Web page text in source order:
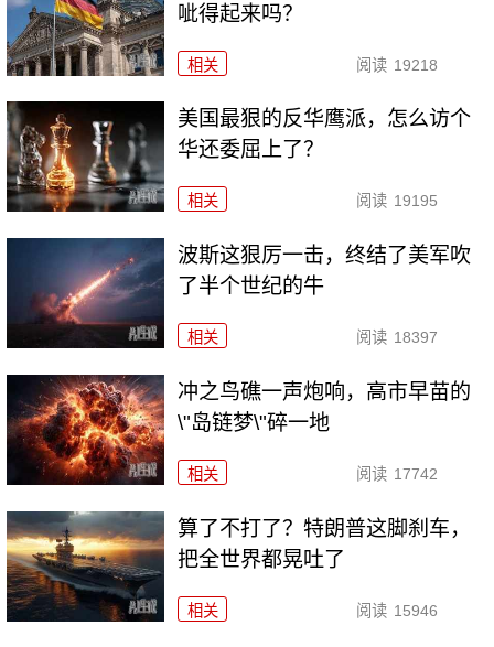
呲得起来吗？
相关 阅读 19218
美国最狠的反华鹰派，怎么访个
华还委屈上了？
相关 阅读 19195
波斯这狠厉一击，终结了美军吹
了半个世纪的牛
相关 阅读 18397
冲之鸟礁一声炮响，高市早苗的
\"岛链梦\"碎一地
相关 阅读 17742
算了不打了？特朗普这脚刹车，
把全世界都晃吐了
相关 阅读 15946